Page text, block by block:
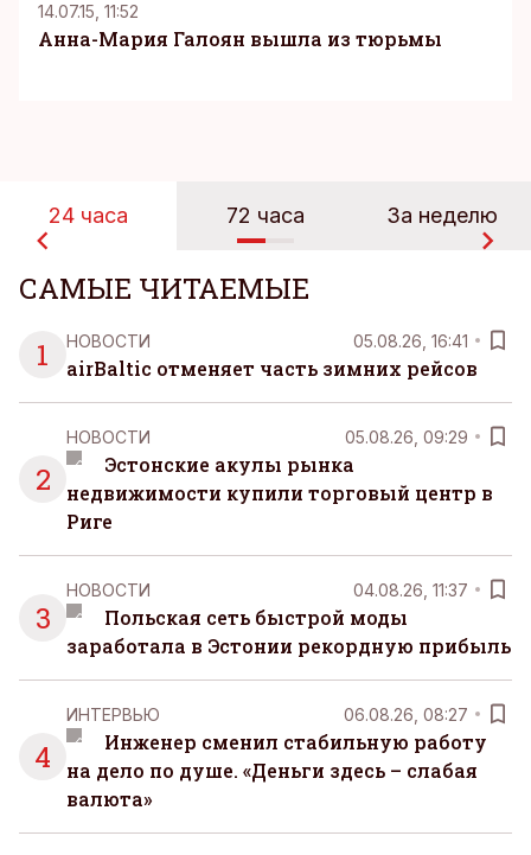
14.07.15, 11:52
Анна-Мария Галоян вышла из тюрьмы
24 часа 72 часа За неделю
САМЫЕ ЧИТАЕМЫЕ
1
НОВОСТИ 05.08.26, 16:41
airBaltic отменяет часть зимних рейсов
2
НОВОСТИ 05.08.26, 09:29
Эстонские акулы рынка
недвижимости купили торговый центр в
Риге
3
НОВОСТИ 04.08.26, 11:37
Польская сеть быстрой моды
заработала в Эстонии рекордную прибыль
4
ИНТЕРВЬЮ 06.08.26, 08:27
Инженер сменил стабильную работу
на дело по душе. «Деньги здесь – слабая
валюта»